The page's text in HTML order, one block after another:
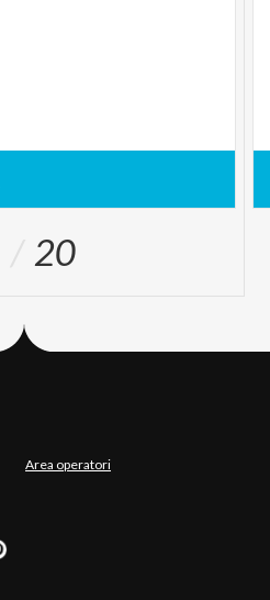
20
Area operatori